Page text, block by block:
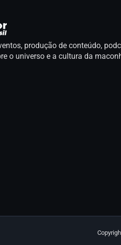
produção de conteúdo,
o universo e a cultura da